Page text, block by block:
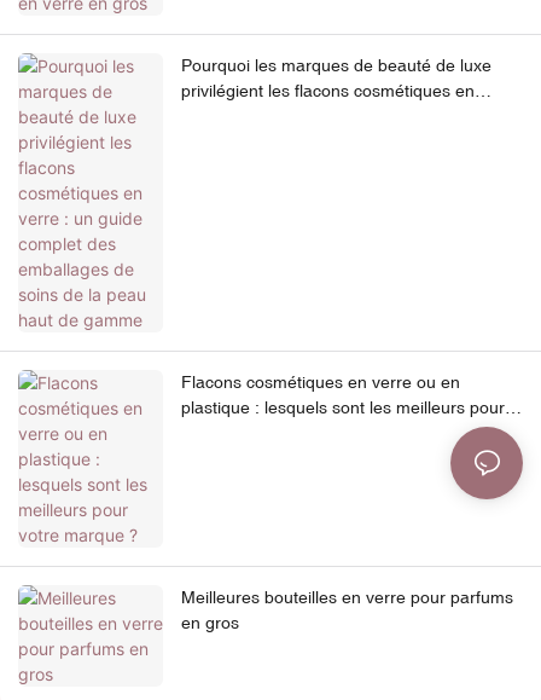
Pourquoi les marques de beauté de luxe
privilégient les flacons cosmétiques en
Flacons cosmétiques en verre ou en
plastique : lesquels sont les meilleurs pour
Meilleures bouteilles en verre pour parfums
en gros